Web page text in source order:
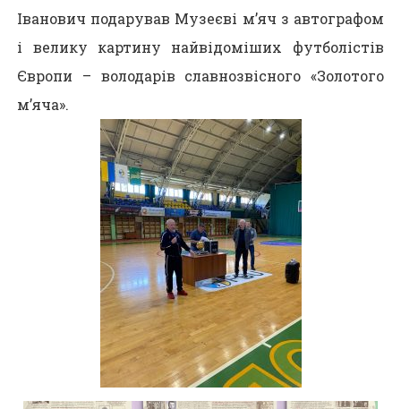
Іванович подарував Музеєві м’яч з автографом
і велику картину найвідоміших футболістів
Європи – володарів славнозвісного «Золотого
м’яча».